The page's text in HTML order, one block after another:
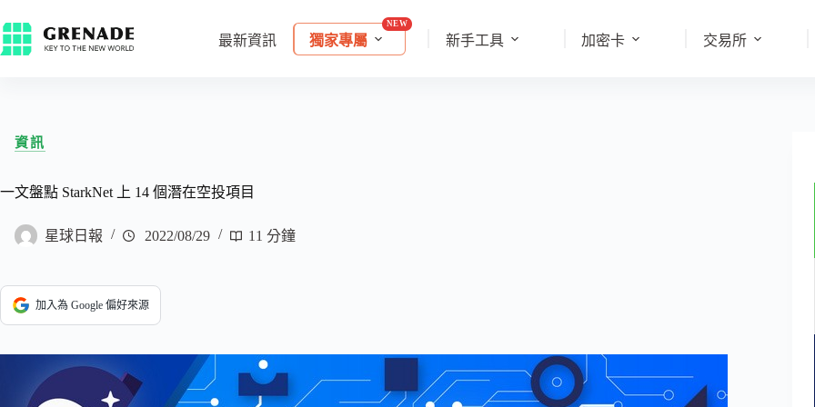
最新資訊 獨家專屬 新手工具 加密卡 交易所
資訊
一文盤點 StarkNet 上 14 個潛在空投項目
星球日報 2022/08/29 11 分鐘
加入為 Google 偏好來源